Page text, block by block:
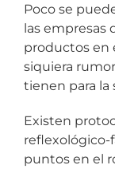
Poco se
las empresas
productos en
siquiera
tienen para la
Existen
reflexológico-
puntos en el